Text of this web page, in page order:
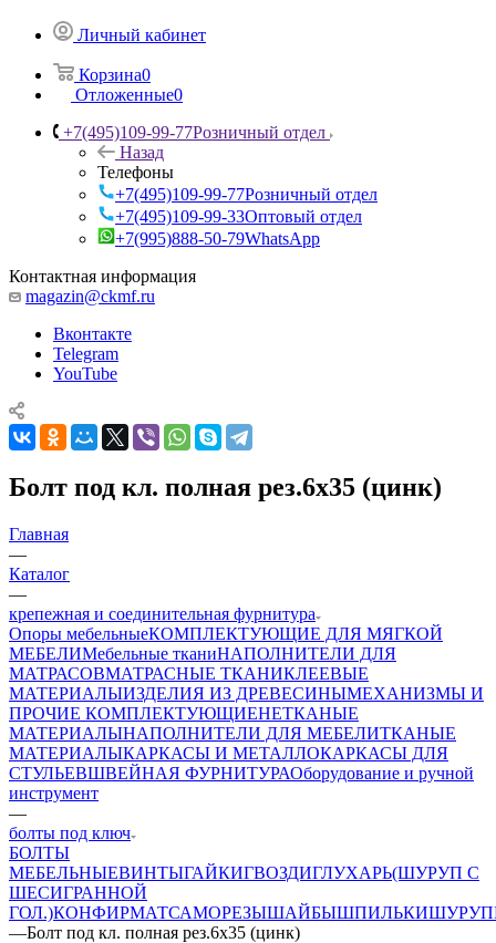
Личный кабинет
Корзина0
Отложенные0
+7(495)109-99-77Розничный отдел
Назад
Телефоны
+7(495)109-99-77Розничный отдел
+7(495)109-99-33Оптовый отдел
+7(995)888-50-79WhatsApp
Контактная информация
magazin@ckmf.ru
Вконтакте
Telegram
YouTube
Болт под кл. полная рез.6х35 (цинк)
Главная
—
Каталог
—
крепежная и соединительная фурнитура
Опоры мебельныеКОМПЛЕКТУЮЩИЕ ДЛЯ МЯГКОЙ
МЕБЕЛИМебельные тканиНАПОЛНИТЕЛИ ДЛЯ
МАТРАСОВМАТРАСНЫЕ ТКАНИКЛЕЕВЫЕ
МАТЕРИАЛЫИЗДЕЛИЯ ИЗ ДРЕВЕСИНЫМЕХАНИЗМЫ И
ПРОЧИЕ КОМПЛЕКТУЮЩИЕНЕТКАНЫЕ
МАТЕРИАЛЫНАПОЛНИТЕЛИ ДЛЯ МЕБЕЛИТКАНЫЕ
МАТЕРИАЛЫКАРКАСЫ И МЕТАЛЛОКАРКАСЫ ДЛЯ
СТУЛЬЕВШВЕЙНАЯ ФУРНИТУРАОборудование и ручной
инструмент
—
болты под ключ
БОЛТЫ
МЕБЕЛЬНЫЕВИНТЫГАЙКИГВОЗДИГЛУХАРЬ(ШУРУП С
ШЕСИГРАННОЙ
ГОЛ.)КОНФИРМАТСАМОРЕЗЫШАЙБЫШПИЛЬКИ
—Болт под кл. полная рез.6х35 (цинк)